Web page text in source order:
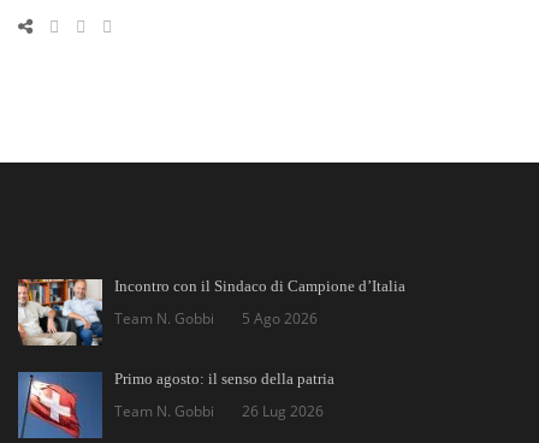
Incontro con il Sindaco di Campione d’Italia
Team N. Gobbi 5 Ago 2026
Primo agosto: il senso della patria
Team N. Gobbi 26 Lug 2026